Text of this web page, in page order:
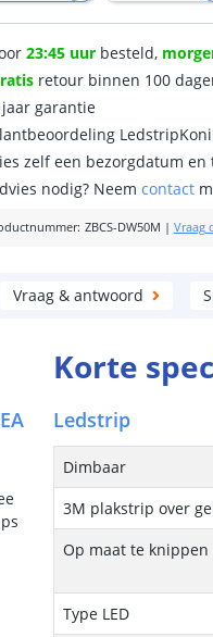
23:45 uur besteld,
retour binnen 100
jaar garantie
zelf een bezorgdatum
nodig? Neemcontact
: ZBCS-DW50M | Vraag
Vraag & antwoord
Korte
Ledstrip
Dimbaar
3M plakstrip over
Op maat te knippen
Type LED